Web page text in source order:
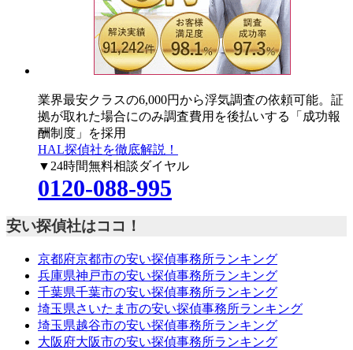
業界最安クラスの6,000円から浮気調査の依頼可能。証
拠が取れた場合にのみ調査費用を後払いする「成功報
酬制度」を採用
HAL探偵社を徹底解説！
▼24時間無料相談ダイヤル
0120-088-995
安い探偵社はココ！
京都府京都市の安い探偵事務所ランキング
兵庫県神戸市の安い探偵事務所ランキング
千葉県千葉市の安い探偵事務所ランキング
埼玉県さいたま市の安い探偵事務所ランキング
埼玉県越谷市の安い探偵事務所ランキング
大阪府大阪市の安い探偵事務所ランキング